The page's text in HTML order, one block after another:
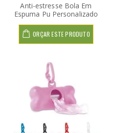
Anti-estresse Bola Em
Espuma Pu Personalizado
ORÇAR ESTE PRODUTO